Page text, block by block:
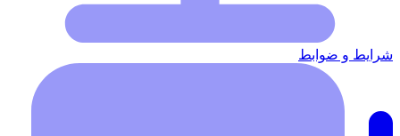
شرایط‌ و ضوابط